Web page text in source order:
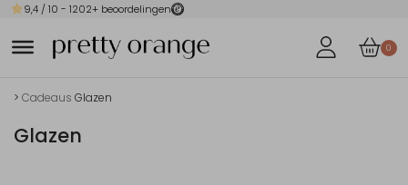
9,4 / 10 - 1202+ beoordelingen
0
> Cadeaus Glazen
Glazen